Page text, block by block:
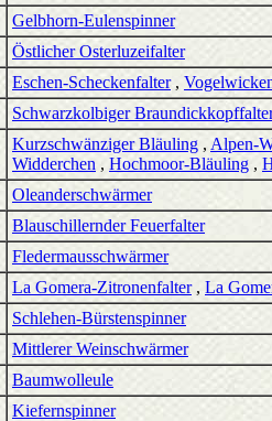
Gelbhorn-Eulenspinner
Östlicher Osterluzeifalter
Eschen-Scheckenfalter,
Schwarzkolbiger
Kurzschwänziger Bläuling , Alpen-
Widderchen , Hochmoor-Bläuling ,
Oleanderschwärmer
Blauschillernder Feuerfalter
Fledermausschwärmer
La Gomera-Zitronenfalter, La
Schlehen-Bürstenspinner
Mittlerer Weinschwärmer
Baumwolleule
Kiefernspinner